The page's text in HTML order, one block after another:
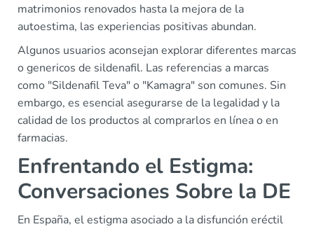
matrimonios renovados hasta la mejora de la
autoestima, las experiencias positivas abundan.
Algunos usuarios aconsejan explorar diferentes marcas
o genericos de sildenafil. Las referencias a marcas
como "Sildenafil Teva" o "Kamagra" son comunes. Sin
embargo, es esencial asegurarse de la legalidad y la
calidad de los productos al comprarlos en línea o en
farmacias.
Enfrentando el Estigma:
Conversaciones Sobre la DE
En España, el estigma asociado a la disfunción eréctil